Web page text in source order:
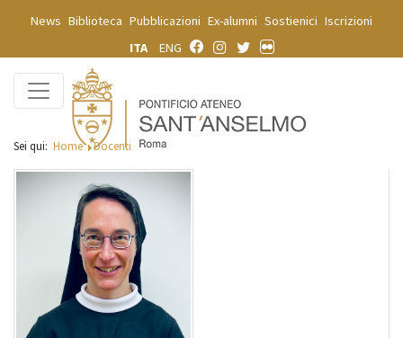
News Biblioteca Pubblicazioni Ex-alumni Sostienici Iscrizioni
ITA
ENG
Sei qui: Home Docenti